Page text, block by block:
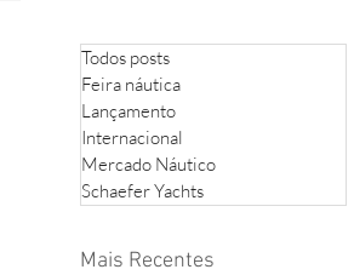
Todos posts
Feira náutica
Lançamento
Internacional
Mercado Náutico
Schaefer Yachts
Mais Recentes